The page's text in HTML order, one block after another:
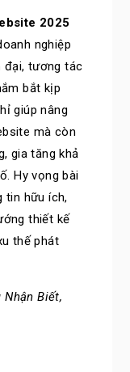
2025
nghiệp
đại, tương tác
bắt kịp
giúp nâng
mà còn
gia tăng khả
Hy vọng bài
tin hữu ích,
thiết kế
thế phát
Nhận Biết,